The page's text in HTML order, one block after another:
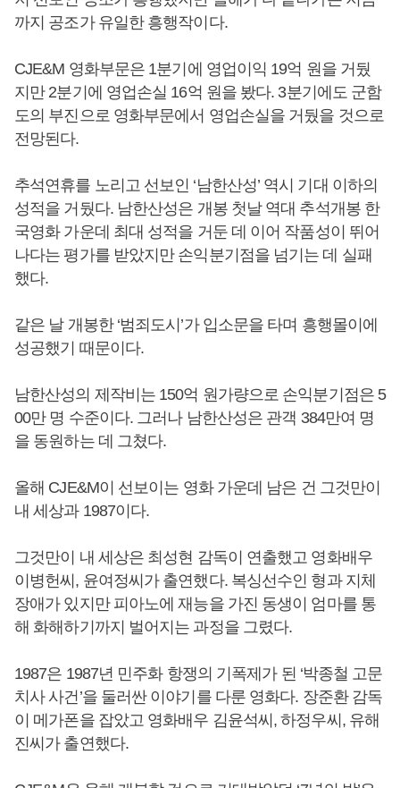
까지 공조가 유일한 흥행작이다.
CJE&M 영화부문은 1분기에 영업이익 19억 원을 거뒀
지만 2분기에 영업손실 16억 원을 봤다. 3분기에도 군함
도의 부진으로 영화부문에서 영업손실을 거뒀을 것으로
전망된다.
추석연휴를 노리고 선보인 ‘남한산성’ 역시 기대 이하의
성적을 거뒀다. 남한산성은 개봉 첫날 역대 추석개봉 한
국영화 가운데 최대 성적을 거둔 데 이어 작품성이 뛰어
나다는 평가를 받았지만 손익분기점을 넘기는 데 실패
했다.
같은 날 개봉한 ‘범죄도시’가 입소문을 타며 흥행몰이에
성공했기 때문이다.
남한산성의 제작비는 150억 원가량으로 손익분기점은 5
00만 명 수준이다. 그러나 남한산성은 관객 384만여 명
을 동원하는 데 그쳤다.
올해 CJE&M이 선보이는 영화 가운데 남은 건 그것만이
내 세상과 1987이다.
그것만이 내 세상은 최성현 감독이 연출했고 영화배우
이병헌씨, 윤여정씨가 출연했다. 복싱선수인 형과 지체
장애가 있지만 피아노에 재능을 가진 동생이 엄마를 통
해 화해하기까지 벌어지는 과정을 그렸다.
1987은 1987년 민주화 항쟁의 기폭제가 된 ‘박종철 고문
치사 사건’을 둘러싼 이야기를 다룬 영화다. 장준환 감독
이 메가폰을 잡았고 영화배우 김윤석씨, 하정우씨, 유해
진씨가 출연했다.